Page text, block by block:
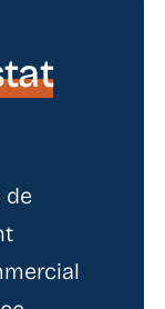
de